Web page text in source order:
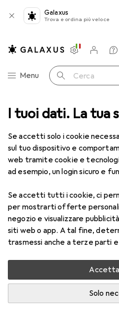
I tuoi dati. La tua
Se accetti solo i cookie
sul tuo dispositivo e
web tramite cookie e
ad esempio, un login sicuro e
Se accetti tutti i cookie, ci
per mostrarti offerte
negozio e visualizzare
siti web o app. A tal fine,
trasmessi anche a terze parti
Solo
Galaxus
Trova e ordina più veloce
Categoria Navigazione
Menu Cerca
Impostazioni
Conto cliente
Liste di
Liste dei
Carrello
codice a barre Datalogic
EUR
269,–
Datalogic
Codici a barre
Accessori per
I GD4520
Qui trovi accessori adatti per
Gryphon I GD4520 della